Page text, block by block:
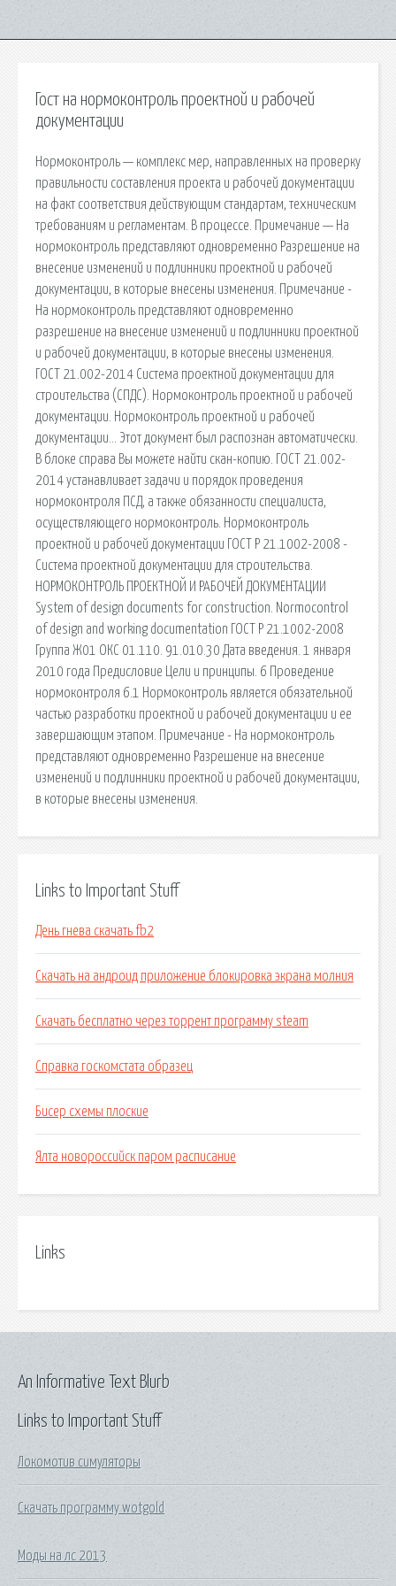
Гост на нормоконтроль проектной и рабочей
документации
Нормоконтроль — комплекс мер, направленных на проверку
правильности составления проекта и рабочей документации
на факт соответствия действующим стандартам, техническим
требованиям и регламентам. В процессе. Примечание — На
нормоконтроль представляют одновременно Разрешение на
внесение изменений и подлинники проектной и рабочей
документации, в которые внесены изменения. Примечание -
На нормоконтроль представляют одновременно
разрешение на внесение изменений и подлинники проектной
и рабочей документации, в которые внесены изменения.
ГОСТ 21.002-2014 Система проектной документации для
строительства (СПДС). Нормоконтроль проектной и рабочей
документации. Нормоконтроль проектной и рабочей
документации… Этот документ был распознан автоматически.
В блоке справа Вы можете найти скан-копию. ГОСТ 21.002-
2014 устанавливает задачи и порядок проведения
нормоконтроля ПСД, а также обязанности специалиста,
осуществляющего нормоконтроль. Нормоконтроль
проектной и рабочей документации ГОСТ Р 21.1002-2008 -
Система проектной документации для строительства.
НОРМОКОНТРОЛЬ ПРОЕКТНОЙ И РАБОЧЕЙ ДОКУМЕНТАЦИИ
System of design documents for construction. Normocontrol
of design and working documentation ГОСТ Р 21.1002-2008
Группа Ж01 ОКС 01.110. 91.010.30 Дата введения. 1 января
2010 года Предисловие Цели и принципы. 6 Проведение
нормоконтроля 6.1 Нормоконтроль является обязательной
частью разработки проектной и рабочей документации и ее
завершающим этапом. Примечание - На нормоконтроль
представляют одновременно Разрешение на внесение
изменений и подлинники проектной и рабочей документации,
в которые внесены изменения.
Links to Important Stuff
День гнева скачать fb2
Скачать на андроид приложение блокировка экрана молния
Скачать бесплатно через торрент программу steam
Справка госкомстата образец
Бисер схемы плоские
Ялта новороссийск паром расписание
Links
Links to Important Stuff
Локомотив симуляторы
Скачать программу wotgold
Моды на лс 2013
An Informative Text Blurb